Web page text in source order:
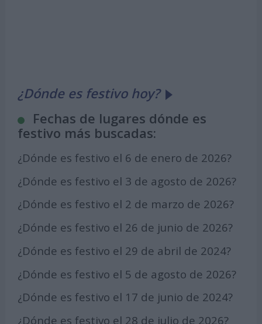
¿Dónde es festivo hoy?
Fechas de lugares dónde es
festivo más buscadas:
¿Dónde es festivo el 6 de enero de 2026?
¿Dónde es festivo el 3 de agosto de 2026?
¿Dónde es festivo el 2 de marzo de 2026?
¿Dónde es festivo el 26 de junio de 2026?
¿Dónde es festivo el 29 de abril de 2024?
¿Dónde es festivo el 5 de agosto de 2026?
¿Dónde es festivo el 17 de junio de 2024?
¿Dónde es festivo el 28 de julio de 2026?